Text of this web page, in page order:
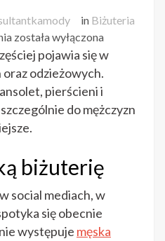
in Biżuteria
Stylowa
biżuteria
męska
została wyłączona
pojawia się w
odzieżowych.
pierścieni i
do mężczyzn
biżuterię
social mediach, w
się obecnie
występuje męska